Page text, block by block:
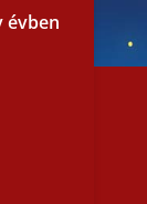
évben